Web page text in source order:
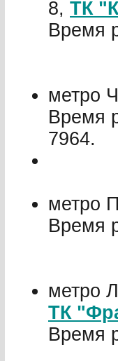
8, ТК
Время
метро
Время
7964.
метро
Время
метро
ТК
Время